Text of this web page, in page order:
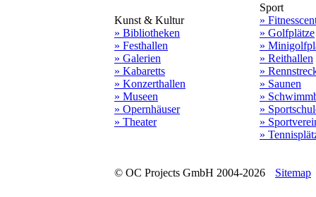
Kunst & Kultur
» Bibliotheken
» Festhallen
» Galerien
» Kabaretts
» Konzerthallen
» Museen
» Opernhäuser
» Theater
Sport
»
» Golfplätze
»
» Reithallen
»
» Saunen
»
»
»
»
© OC Projects GmbH 2004-2026 Sitemap